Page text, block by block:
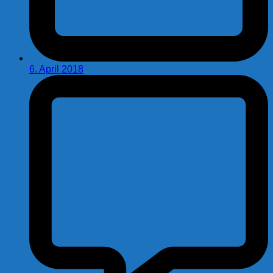
6. April 2018